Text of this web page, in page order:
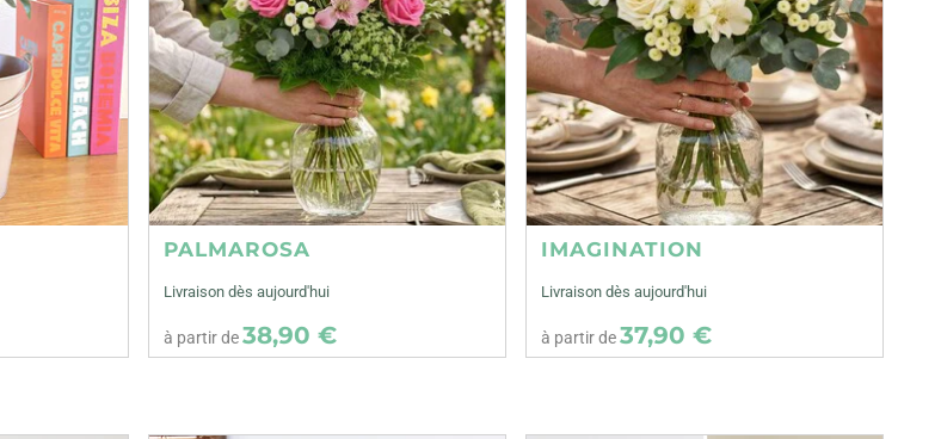
PALMAROSA
Livraison dès aujourd'hui
à partir de38,90 €
IMAGINATION
Livraison dès aujourd'hui
à partir de37,90 €